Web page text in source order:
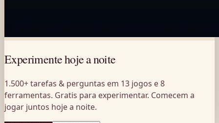
Experimente hoje a noite
1.500+ tarefas & perguntas em 13 jogos e 8
ferramentas. Gratis para experimentar. Comecem a
jogar juntos hoje a noite.